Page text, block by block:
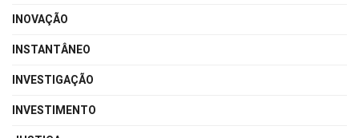
INOVAÇÃO
INSTANTÂNEO
INVESTIGAÇÃO
INVESTIMENTO